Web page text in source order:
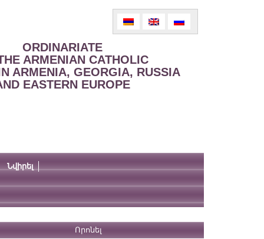
ORDINARIATE
ARMENIAN CATHOLIC
ARMENIA, GEORGIA, RUSSIA
EASTERN EUROPE
Նվիրել